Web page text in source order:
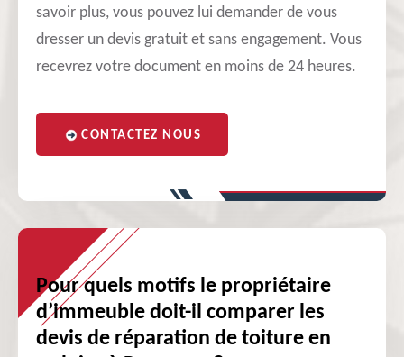
savoir plus, vous pouvez lui demander de vous
dresser un devis gratuit et sans engagement. Vous
recevrez votre document en moins de 24 heures.
CONTACTEZ NOUS
Pour quels motifs le propriétaire
d’immeuble doit-il comparer les
devis de réparation de toiture en